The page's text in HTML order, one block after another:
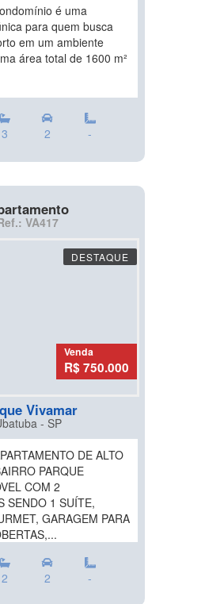
é uma
para quem busca
em um ambiente
área total de 1600 m²
3 2 -
VA417
DESTAQUE
Venda
R$ 750.000
Vivamar
- SP
DE ALTO
PARQUE
COM 2
SENDO 1 SUÍTE,
GARAGEM PARA
2 2 -